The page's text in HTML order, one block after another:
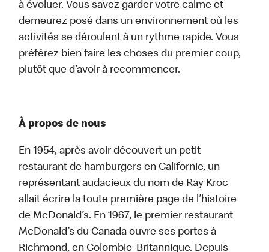
à évoluer. Vous savez garder votre calme et
demeurez posé dans un environnement où les
activités se déroulent à un rythme rapide. Vous
préférez bien faire les choses du premier coup,
plutôt que d’avoir à recommencer.
À propos de nous
En 1954, après avoir découvert un petit
restaurant de hamburgers en Californie, un
représentant audacieux du nom de Ray Kroc
allait écrire la toute première page de l’histoire
de McDonald’s. En 1967, le premier restaurant
McDonald’s du Canada ouvre ses portes à
Richmond, en Colombie-Britannique. Depuis